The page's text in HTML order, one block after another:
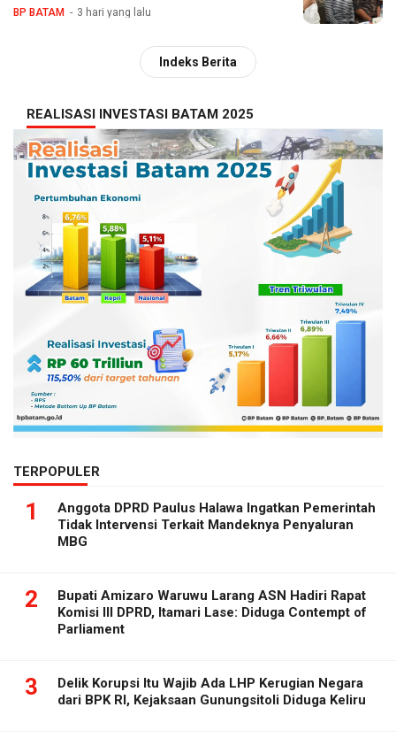
BP BATAM 3 hari yang lalu
Indeks Berita
REALISASI INVESTASI BATAM 2025
TERPOPULER
1
Anggota DPRD Paulus Halawa Ingatkan Pemerintah
Tidak Intervensi Terkait Mandeknya Penyaluran
MBG
2
Bupati Amizaro Waruwu Larang ASN Hadiri Rapat
Komisi III DPRD, Itamari Lase: Diduga Contempt of
Parliament
3
Delik Korupsi Itu Wajib Ada LHP Kerugian Negara
dari BPK RI, Kejaksaan Gunungsitoli Diduga Keliru